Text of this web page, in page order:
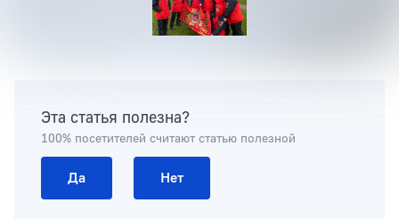
Эта статья полезна?
100% посетителей считают статью полезной
Да Нет